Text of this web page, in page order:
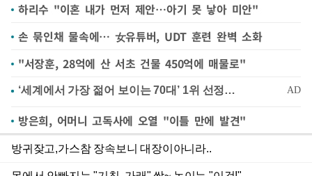
하리수 "이혼 내가 먼저 제안…아기 못 낳아 미안"
손 묶인채 물속에… 女유튜버, UDT 훈련 완벽 소화
"서장훈, 28억에 산 서초 건물 450억에 매물로"
방은희, 어머니 고독사에 오열 "이틀 만에 발견"